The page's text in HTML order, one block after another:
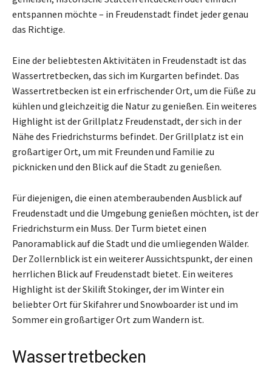
entspannen möchte – in Freudenstadt findet jeder genau
das Richtige.
Eine der beliebtesten Aktivitäten in Freudenstadt ist das
Wassertretbecken, das sich im Kurgarten befindet. Das
Wassertretbecken ist ein erfrischender Ort, um die Füße zu
kühlen und gleichzeitig die Natur zu genießen. Ein weiteres
Highlight ist der Grillplatz Freudenstadt, der sich in der
Nähe des Friedrichsturms befindet. Der Grillplatz ist ein
großartiger Ort, um mit Freunden und Familie zu
picknicken und den Blick auf die Stadt zu genießen.
Für diejenigen, die einen atemberaubenden Ausblick auf
Freudenstadt und die Umgebung genießen möchten, ist der
Friedrichsturm ein Muss. Der Turm bietet einen
Panoramablick auf die Stadt und die umliegenden Wälder.
Der Zollernblick ist ein weiterer Aussichtspunkt, der einen
herrlichen Blick auf Freudenstadt bietet. Ein weiteres
Highlight ist der Skilift Stokinger, der im Winter ein
beliebter Ort für Skifahrer und Snowboarder ist und im
Sommer ein großartiger Ort zum Wandern ist.
Wassertretbecken